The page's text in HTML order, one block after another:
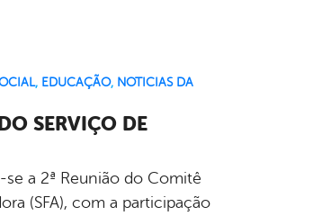
, EDUCAÇÃO, NOTICIAS DA
SERVIÇO DE
a 2ª Reunião do Comitê
(SFA), com a participação